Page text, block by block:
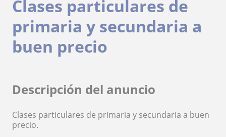
Clases particulares de
primaria y secundaria a
buen precio
Descripción del anuncio
Clases particulares de primaria y secundaria a buen
precio.